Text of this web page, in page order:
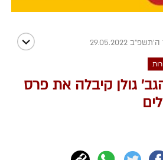
29.05.2022
גולן קיבלה את פרס